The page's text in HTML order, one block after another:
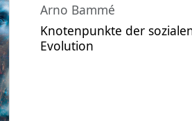
Arno Bammé
Knotenpunkte der
Evolution